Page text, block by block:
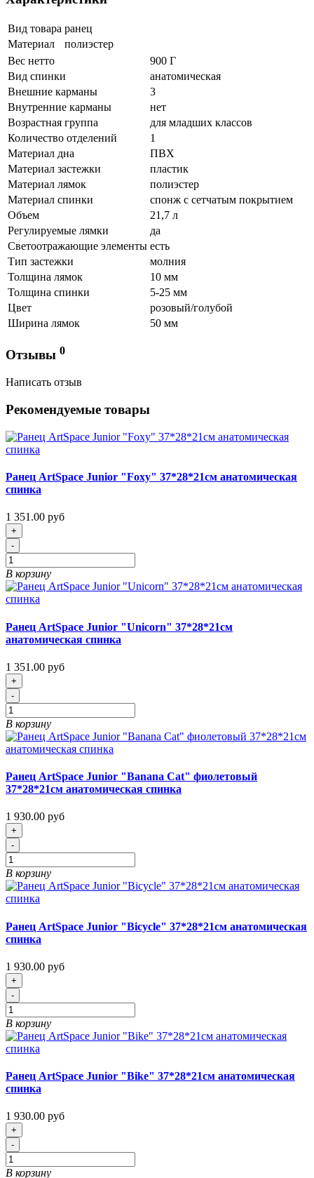
Вид товара ранец
Материал
полиэстер
Вес нетто
900 Г
Вид спинки
анатомическая
Внешние карманы
3
Внутренние карманы
нет
Возрастная группа
для младших классов
Количество отделений
1
Материал дна
ПВХ
Материал застежки
пластик
Материал лямок
полиэстер
Материал спинки
спонж с сетчатым покрытием
Объем
21,7 л
Регулируемые лямки
да
Светоотражающие элементы есть
Тип застежки
молния
Толщина лямок
10 мм
Толщина спинки
5-25 мм
Цвет
розовый/голубой
Ширина лямок
50 мм
Отзывы 0
Написать отзыв
Рекомендуемые товары
Ранец ArtSpace Junior "Foxy" 37*28*21см анатомическая
спинка
1 351.00 руб
+
-
В корзину
Ранец ArtSpace Junior "Unicorn" 37*28*21см
анатомическая спинка
1 351.00 руб
+
-
В корзину
Ранец ArtSpace Junior "Banana Cat" фиолетовый
37*28*21см анатомическая спинка
1 930.00 руб
+
-
В корзину
Ранец ArtSpace Junior "Bicycle" 37*28*21см анатомическая
спинка
1 930.00 руб
+
-
В корзину
Ранец ArtSpace Junior "Bike" 37*28*21см анатомическая
спинка
1 930.00 руб
+
-
В корзину